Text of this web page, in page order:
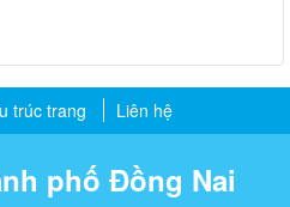
trúc trang Liên hệ
phố Đồng Nai